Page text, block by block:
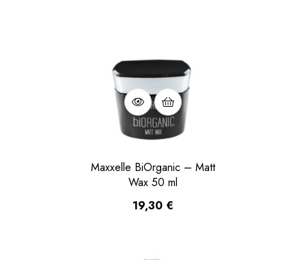
Maxxelle BiOrganic – Matt
Wax 50 ml
19,30 €